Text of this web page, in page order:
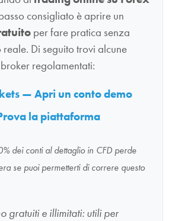
consigliato è aprire un
per fare pratica senza
Di seguito trovi alcune
regolamentati:
— Apri un conto demo
la piattaforma
dei conti al dettaglio in CFD perde
se puoi permetterti di correre questo
gratuiti e illimitati: utili per